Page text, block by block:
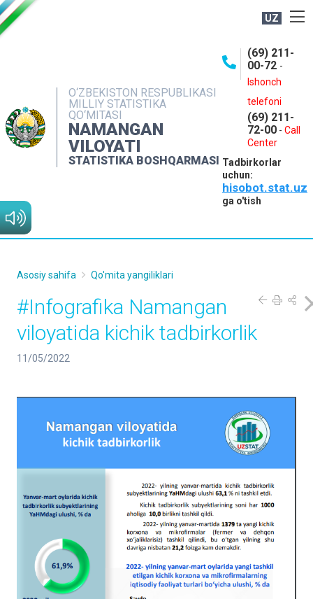
UZ
O‘ZBEKISTON RESPUBLIKASI
MILLIY STATISTIKA
QO‘MITASI
NAMANGAN
VILOYATI
STATISTIKA BOSHQARMASI
(69) 211-
00-72 -
Ishonch
telefoni
(69) 211-
72-00 - Call
Center
Tadbirkorlar
uchun:
hisobot.stat.uz
ga o'tish
NASHRLAR
INTERAKTIV XIZMATLAR
MATBUOT XIZMATI
MUROJAATLAR
Asosiy sahifa Qo'mita yangiliklari
#Infografika Namangan
viloyatida kichik tadbirkorlik
11/05/2022